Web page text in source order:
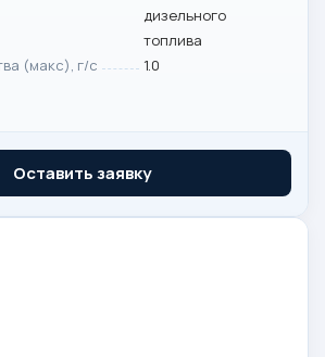
дизельного
топлива
(макс), г/с
1.0
Оставить заявку